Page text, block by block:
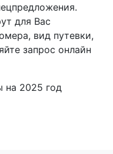
для Вас
вид путевки,
запрос онлайн